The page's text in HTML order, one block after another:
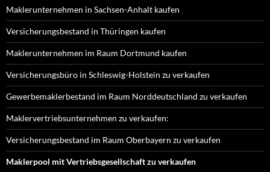
Maklerunternehmen in Sachsen-Anhalt kaufen
Versicherungsbestand in Thüringen kaufen
Maklerunternehmen im Raum Dortmund kaufen
Versicherungsbüro in Schleswig-Holstein zu verkaufen
Gewerbemaklerbestand im Raum Norddeutschland zu verkaufen
Maklervertriebsunternehmen zu verkaufen:
Versicherungsbestand im Raum Oberbayern zu verkaufen
Maklerpool mit Vertriebsgesellschaft zu verkaufen